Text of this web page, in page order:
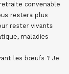
convenable
restera plus
rester vivants
maladies
les bœufs ? Je